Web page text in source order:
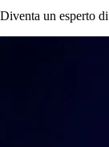
Diventa un esperto